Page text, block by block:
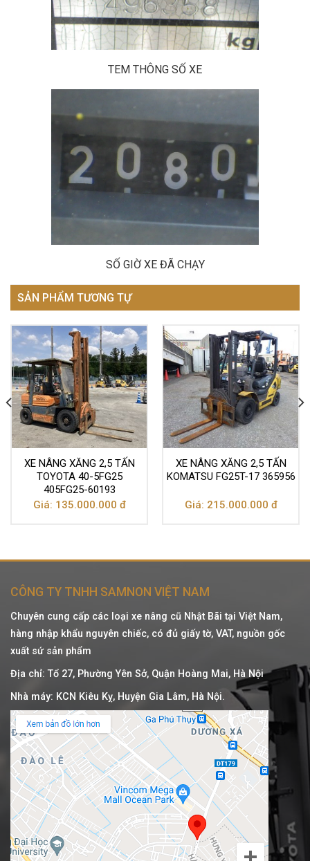
TEM THÔNG SỐ XE
SỐ GIỜ XE ĐÃ CHẠY
SẢN PHẨM TƯƠNG TỰ
XE NÂNG XĂNG 2,5 TẤN
TOYOTA 40-5FG25
405FG25-60193
Giá: 135.000.000 đ
XE NÂNG XĂNG 2,5 TẤN
KOMATSU FG25T-17 365956
Giá: 215.000.000 đ
CÔNG TY TNHH SAMNON VIỆT NAM
Chuyên cung cấp các loại xe nâng cũ Nhật Bãi tại Việt Nam,
hàng nhập khẩu nguyên chiếc, có đủ giấy tờ, VAT, nguồn gốc
xuất sứ sản phẩm
Địa chỉ: Tổ 27, Phường Yên Sở, Quận Hoàng Mai, Hà Nội
Nhà máy: KCN Kiêu Kỵ, Huyện Gia Lâm, Hà Nội.